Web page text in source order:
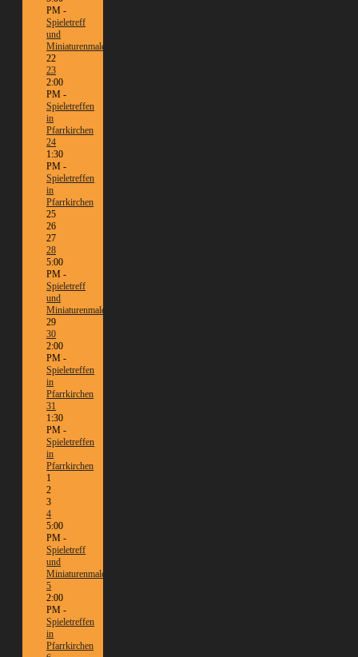
PM -
Spieletreff
und
Miniaturenmalen/Tabletop
22
23
2:00
PM -
Spieletreffen
in
Pfarrkirchen
24
1:30
PM -
Spieletreffen
in
Pfarrkirchen
25
26
27
28
5:00
PM -
Spieletreff
und
Miniaturenmalen/Tabletop
29
30
2:00
PM -
Spieletreffen
in
Pfarrkirchen
31
1:30
PM -
Spieletreffen
in
Pfarrkirchen
1
2
3
4
5:00
PM -
Spieletreff
und
Miniaturenmalen/Tabletop
5
2:00
PM -
Spieletreffen
in
Pfarrkirchen